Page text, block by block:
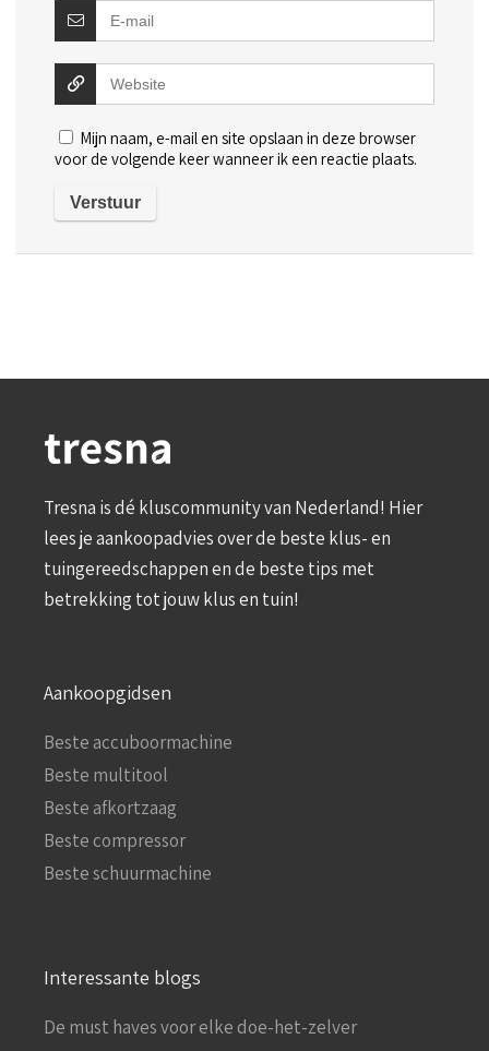
Mijn naam, e-mail en site opslaan in deze browser
voor de volgende keer wanneer ik een reactie plaats.
Tresna is dé kluscommunity van Nederland! Hier
lees je aankoopadvies over de beste klus- en
tuingereedschappen en de beste tips met
betrekking tot jouw klus en tuin!
Aankoopgidsen
Beste accuboormachine
Beste multitool
Beste afkortzaag
Beste compressor
Beste schuurmachine
Interessante blogs
De must haves voor elke doe-het-zelver